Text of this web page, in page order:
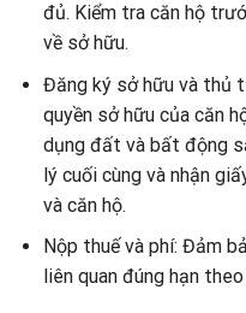
đủ. Kiểm tra căn hộ
về sở hữu.
Đăng ký sở hữu và thủ
quyền sở hữu của căn
dụng đất và bất động
lý cuối cùng và nhận
và căn hộ.
Nộp thuế và phí: Đảm
liên quan đúng hạn